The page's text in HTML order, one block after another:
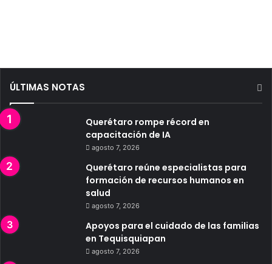
ÚLTIMAS NOTAS
Querétaro rompe récord en
capacitación de IA
agosto 7, 2026
Querétaro reúne especialistas para
formación de recursos humanos en
salud
agosto 7, 2026
Apoyos para el cuidado de las familias
en Tequisquiapan
agosto 7, 2026